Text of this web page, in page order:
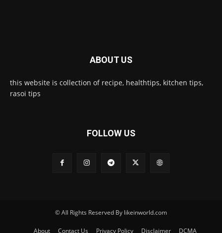
ABOUT US
this website is collection of recipe, healthtips, kitchen tips,
rasoi tips
FOLLOW US
© All Rights Reserved By likeinworld.com
About Contact Us Privacy Policy Disclaimer DCMA